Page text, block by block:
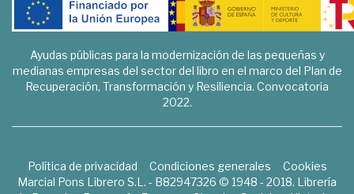
Ayudas públicas para la modernización de las pequeñas y
medianas empresas del sector del libro en el marco del Plan de
Recuperación, Transformación y Resiliencia. Convocatoria
2022.
Política de privacidad Condiciones generales
Cookies
Marcial Pons Librero S.L. - B82947326 © 1948 - 2018. Librería